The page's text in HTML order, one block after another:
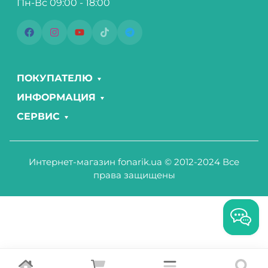
Пн-Вс 09:00 - 18:00
ПОКУПАТЕЛЮ
ИНФОРМАЦИЯ
СЕРВИС
Интернет-магазин fonarik.ua © 2012-2024 Все
права защищены